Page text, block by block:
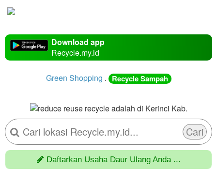
Download app
Recycle.my.id
Green Shopping . Recycle Sampah
Cari
Daftarkan Usaha Daur Ulang Anda ...